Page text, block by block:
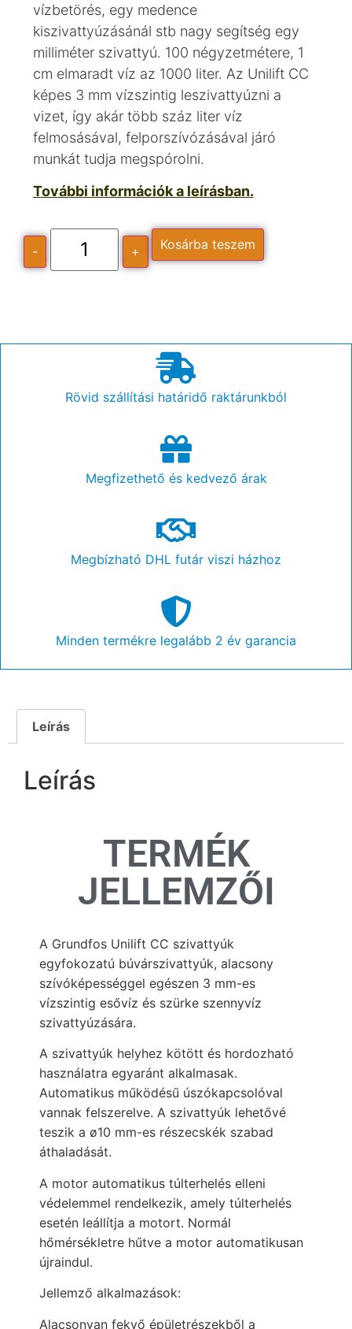
vízbetörés, egy medence
kiszivattyúzásánál stb nagy segítség egy
milliméter szivattyú. 100 négyzetmétere, 1
cm elmaradt víz az 1000 liter. Az Unilift CC
képes 3 mm vízszintig leszivattyúzni a
vizet, így akár több száz liter víz
felmosásával, felporszívózásával járó
munkát tudja megspórolni.
További információk a leírásban.
- + Kosárba teszem
Rövid szállítási határidő raktárunkból
Megfizethető és kedvező árak
Megbízható DHL futár viszi házhoz
Minden termékre legalább 2 év garancia
Leírás
Leírás
TERMÉK
JELLEMZŐI
A Grundfos Unilift CC szivattyúk
egyfokozatú búvárszivattyúk, alacsony
szívóképességgel egészen 3 mm-es
vízszintig esővíz és szürke szennyvíz
szivattyúzására.
A szivattyúk helyhez kötött és hordozható
használatra egyaránt alkalmasak.
Automatikus működésű úszókapcsolóval
vannak felszerelve. A szivattyúk lehetővé
teszik a ø10 mm-es részecskék szabad
áthaladását.
A motor automatikus túlterhelés elleni
védelemmel rendelkezik, amely túlterhelés
esetén leállítja a motort. Normál
hőmérsékletre hűtve a motor automatikusan
újraindul.
Jellemző alkalmazások:
Alacsonyan fekvő épületrészekből a